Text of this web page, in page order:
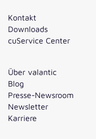
Kontakt
Downloads
cuService Center
Über valantic
Blog
Presse-Newsroom
Newsletter
Karriere